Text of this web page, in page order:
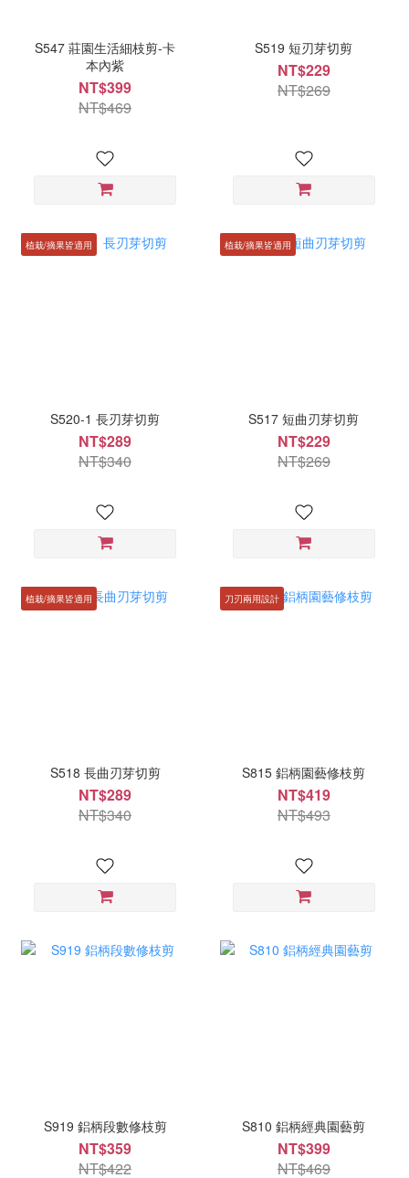
S547 莊園生活細枝剪-卡
本內紫
NT$399
NT$469
S519 短刃芽切剪
NT$229
NT$269
植栽/摘果皆適用
S520-1 長刃芽切剪
NT$289
NT$340
植栽/摘果皆適用
S517 短曲刃芽切剪
NT$229
NT$269
植栽/摘果皆適用
S518 長曲刃芽切剪
NT$289
NT$340
刀刃兩用設計
S815 鋁柄園藝修枝剪
NT$419
NT$493
S919 鋁柄段數修枝剪
NT$359
NT$422
S810 鋁柄經典園藝剪
NT$399
NT$469